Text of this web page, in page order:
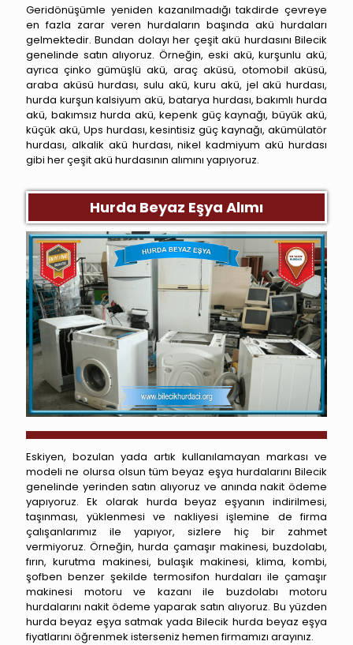
Geridönüşümle yeniden kazanılmadığı takdirde çevreye
en fazla zarar veren hurdaların başında akü hurdaları
gelmektedir. Bundan dolayı her çeşit akü hurdasını Bilecik
genelinde satın alıyoruz. Örneğin, eski akü, kurşunlu akü,
ayrıca çinko gümüşlü akü, araç aküsü, otomobil aküsü,
araba aküsü hurdası, sulu akü, kuru akü, jel akü hurdası,
hurda kurşun kalsiyum akü, batarya hurdası, bakımlı hurda
akü, bakımsız hurda akü, kepenk güç kaynağı, büyük akü,
küçük akü, Ups hurdası, kesintisiz güç kaynağı, akümülatör
hurdası, alkalik akü hurdası, nikel kadmiyum akü hurdası
gibi her çeşit akü hurdasının alımını yapıyoruz.
Hurda Beyaz Eşya Alımı
Eskiyen, bozulan yada artık kullanılamayan markası ve
modeli ne olursa olsun tüm beyaz eşya hurdalarını Bilecik
genelinde yerinden satın alıyoruz ve anında nakit ödeme
yapıyoruz. Ek olarak hurda beyaz eşyanın indirilmesi,
taşınması, yüklenmesi ve nakliyesi işlemine de firma
çalışanlarımız ile yapıyor, sizlere hiç bir zahmet
vermiyoruz. Örneğin, hurda çamaşır makinesi, buzdolabı,
fırın, kurutma makinesi, bulaşık makinesi, klima, kombi,
şofben benzer şekilde termosifon hurdaları ile çamaşır
makinesi motoru ve kazanı ile buzdolabı motoru
hurdalarını nakit ödeme yaparak satın alıyoruz. Bu yüzden
hurda beyaz eşya satmak yada Bilecik hurda beyaz eşya
fiyatlarını öğrenmek isterseniz hemen firmamızı arayınız.